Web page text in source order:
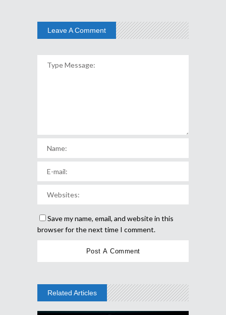
Leave A Comment
Save my name, email, and website in this
browser for the next time I comment.
Related Articles